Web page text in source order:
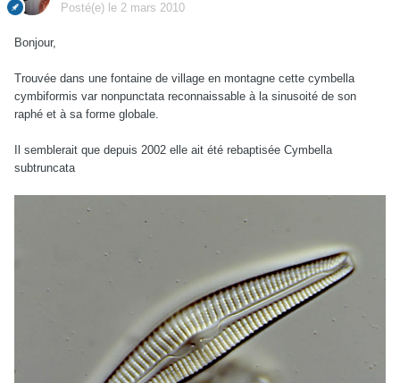
Posté(e) le 2 mars 2010
Bonjour,
Trouvée dans une fontaine de village en montagne cette cymbella
cymbiformis var nonpunctata reconnaissable à la sinusoité de son
raphé et à sa forme globale.
Il semblerait que depuis 2002 elle ait été rebaptisée Cymbella
subtruncata